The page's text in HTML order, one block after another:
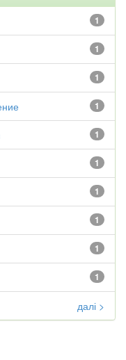
1
1
1
1
1
1
1
1
1
1
далі >